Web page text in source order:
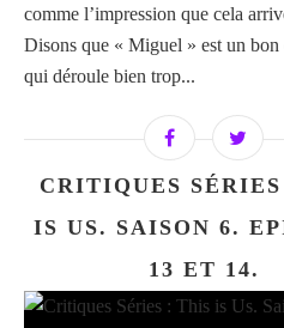
comme l’impression que cela
Disons que « Miguel » est un bon
qui déroule bien trop...
CRITIQUES
IS US. SAISON 6.
13 ET 14.